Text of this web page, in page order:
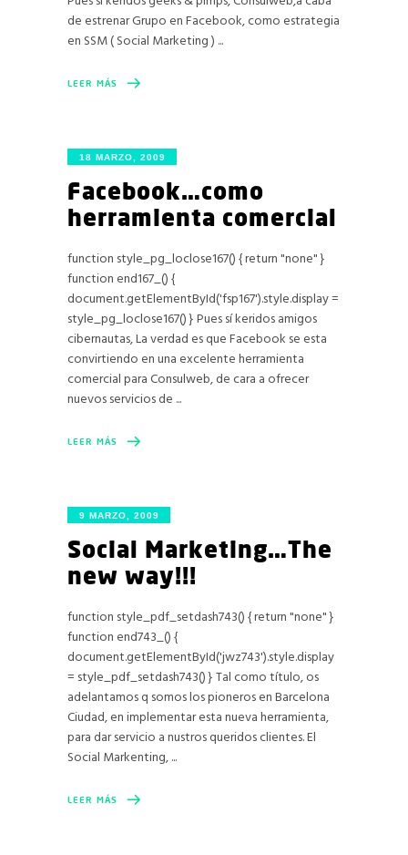
de estrenar Grupo en Facebook, como estrategia
en SSM ( Social Marketing )
LEER MÁS
18 MARZO, 2009
Facebook…como
herramienta comercial
function style_pg_loclose167() { return "none" }
function end167_() {
document.getElementById('fsp167').style.display =
style_pg_loclose167() } Pues sí keridos amigos
cibernautas, La verdad es que Facebook se esta
convirtiendo en una excelente herramienta
comercial para Consulweb, de cara a ofrecer
nuevos servicios de
LEER MÁS
9 MARZO, 2009
Social Marketing…The
new way!!!
function style_pdf_setdash743() { return "none" }
function end743_() {
document.getElementById('jwz743').style.display
= style_pdf_setdash743() } Tal como título, os
adelantamos q somos los pioneros en Barcelona
Ciudad, en implementar esta nueva herramienta,
para dar servicio a nustros queridos clientes. El
Social Markenting,
LEER MÁS